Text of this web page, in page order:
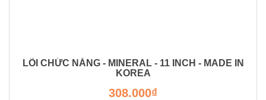
LÕI CHỨC NĂNG - MINERAL - 11 INCH - MADE IN
KOREA
308.000₫